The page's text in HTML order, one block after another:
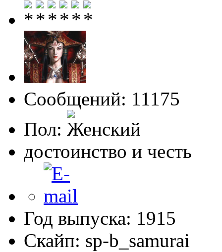
Сообщений: 11175
Пол:
достоинство и честь
Год выпуска: 1915
Скайп: sp-b_samurai